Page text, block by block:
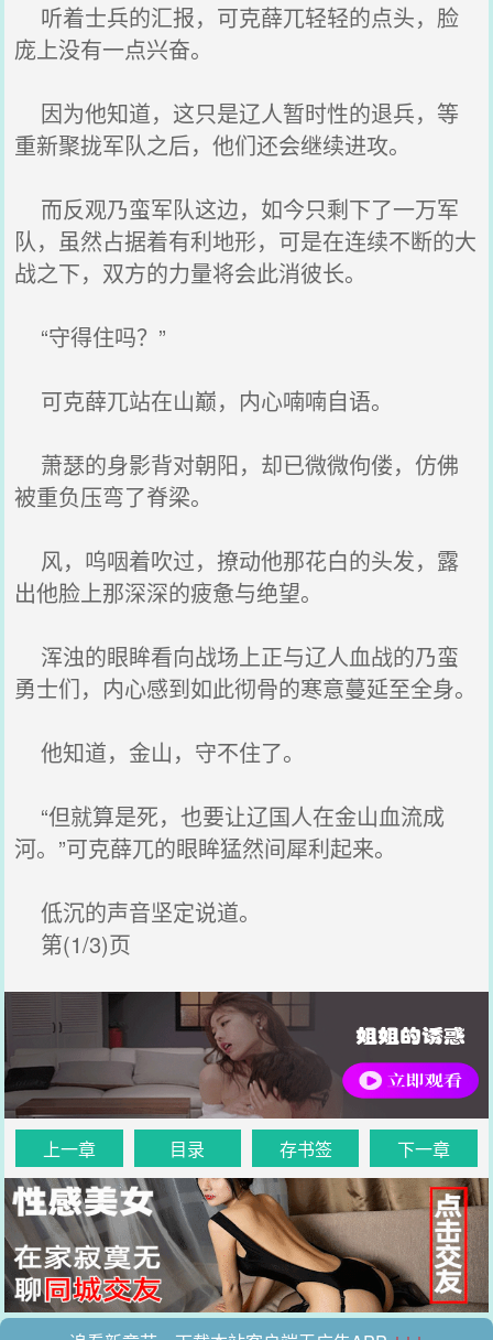
听着士兵的汇报，可克薛兀轻轻的点头，脸
庞上没有一点兴奋。
因为他知道，这只是辽人暂时性的退兵，等
重新聚拢军队之后，他们还会继续进攻。
而反观乃蛮军队这边，如今只剩下了一万军
队，虽然占据着有利地形，可是在连续不断的大
战之下，双方的力量将会此消彼长。
“守得住吗？”
可克薛兀站在山巅，内心喃喃自语。
萧瑟的身影背对朝阳，却已微微佝偻，仿佛
被重负压弯了脊梁。
风，呜咽着吹过，撩动他那花白的头发，露
出他脸上那深深的疲惫与绝望。
浑浊的眼眸看向战场上正与辽人血战的乃蛮
勇士们，内心感到如此彻骨的寒意蔓延至全身。
他知道，金山，守不住了。
“但就算是死，也要让辽国人在金山血流成
河。”可克薛兀的眼眸猛然间犀利起来。
低沉的声音坚定说道。
第(1/3)页
上一章 目录 存书签 下一章